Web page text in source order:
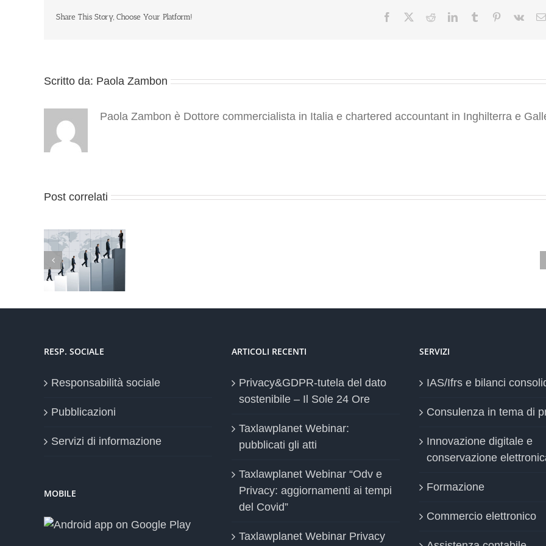
Share This Story, Choose Your Platform! Facebook RedditLinkedInTumblr Pinterest
Vk
Scritto da: Paola Zambon
Paola Zambon è Dottore commercialista in Italia e chartered accountant in Inghilterra e
Post correlati
RESP. SOCIALE
Responsabilità sociale
Pubblicazioni
Servizi di informazione
MOBILE
ARTICOLI RECENTI
Privacy&GDPR-tutela del dato
sostenibile – Il Sole 24 Ore
Taxlawplanet Webinar:
pubblicati gli atti
Taxlawplanet Webinar “Odv e
Privacy: aggiornamenti ai tempi
del Covid”
Taxlawplanet Webinar Privacy
SERVIZI
IAS/Ifrs e bilanci
Consulenza in tema di
Innovazione digitale e
conservazione
Formazione
Commercio elettronico